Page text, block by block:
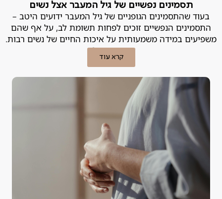
תסמינים נפשיים של גיל המעבר אצל נשים
בעוד שהתסמינים הגופניים של גיל המעבר ידועים היטב –
התסמינים הנפשיים זוכים לפחות תשומת לב, על אף שהם
משפיעים במידה משמעותית על איכות החיים של נשים רבות.
מה עושים?
קרא עוד